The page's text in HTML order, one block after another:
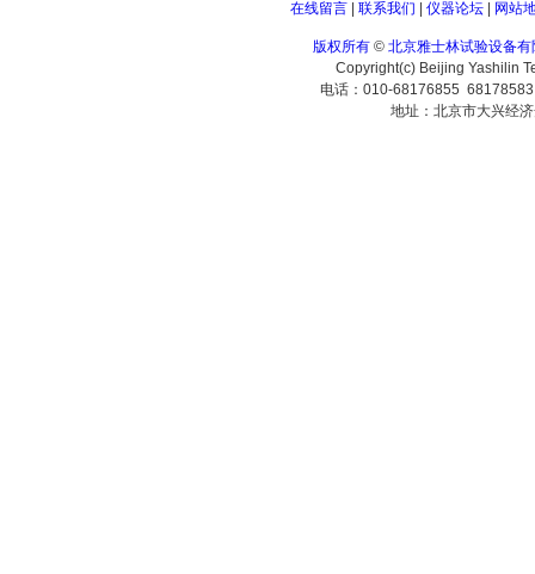
在线留言| 联系我们 仪器论坛| 网站
版权所有 © 北京雅士林试验设备有
Copyright(c) Beijing Yashilin
电话：010-68176855
地址：北京市大兴经